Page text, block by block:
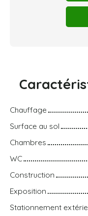
Chauffage
Surface au sol
Chambres
WC
Construction
Exposition
Stationnement